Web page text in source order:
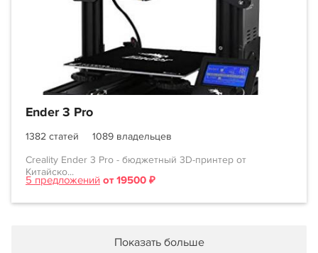
Ender 3 Pro
1382 статей
1089 владельцев
Creality Ender 3 Pro - бюджетный 3D-принтер от
Китайско...
5 предложений от 19500 ₽
Показать больше